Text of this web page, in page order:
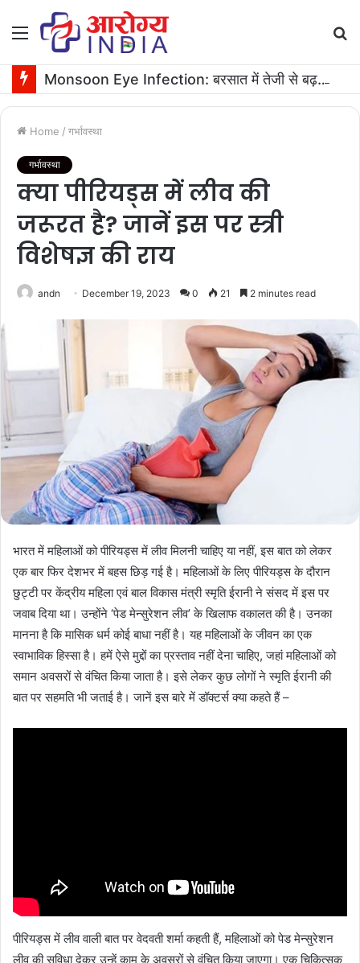
Menu
Monsoon Eye Infection: बरसात में तेजी से बढ़ता है आंखों का इन्फेक्शन, ऐसे करें ठीक
Home / गर्भावस्था
गर्भावस्था
क्या पीरियड्स में लीव की
जरूरत है? जानें इस पर स्त्री
विशेषज्ञ की राय
andn December 19, 2023 0 21 2 minutes read
भारत में महिलाओं को पीरियड्स में लीव मिलनी चाहिए या नहीं, इस बात को लेकर
एक बार फिर देशभर में बहस छिड़ गई है। महिलाओं के लिए पीरियड्स के दौरान
छुट्टी पर केंद्रीय महिला एवं बाल विकास मंत्री स्मृति ईरानी ने संसद में इस पर
जवाब दिया था। उन्होंने ‘पेड मेन्सुरेशन लीव’ के खिलाफ वकालत की है। उनका
मानना है कि मासिक धर्म कोई बाधा नहीं है। यह महिलाओं के जीवन का एक
स्वाभाविक हिस्सा है। हमें ऐसे मुद्दों का प्रस्ताव नहीं देना चाहिए, जहां महिलाओं को
समान अवसरों से वंचित किया जाता है। इसे लेकर कुछ लोगों ने स्मृति ईरानी की
बात पर सहमति भी जताई है। जानें इस बारे में डॉक्टर्स क्या कहते हैं –
पीरियड्स में लीव वाली बात पर वेदवती शर्मा कहती हैं, महिलाओं को पेड मेन्सुरेशन
लीव की सुविधा देकर उन्हें काम के अवसरों से वंचित किया जाएगा। एक चिकित्सक